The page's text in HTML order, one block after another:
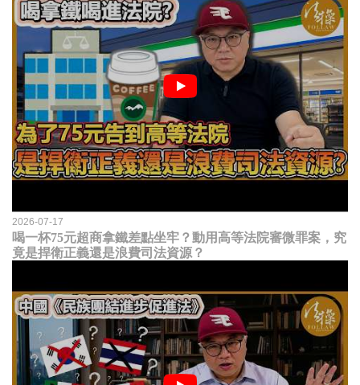
2026-07-17
喝一杯75元超商拿鐵差點坐牢？動用高等法院審微罪案，究
竟是捍衛正義還是浪費司法資源？